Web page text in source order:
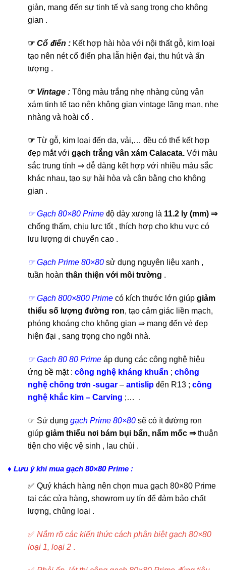
giản, mang đến sự tinh tế và sang trọng cho không
gian .
☞ Cổ điển : Kết hợp hài hòa với nội thất gỗ, kim loại
tạo nên nét cổ điển pha lẫn hiện đại, thu hút và ấn
tượng .
☞ Vintage : Tông màu trắng nhẹ nhàng cùng vân
xám tinh tế tạo nên không gian vintage lãng mạn, nhẹ
nhàng và hoài cổ .
☞ Từ gỗ, kim loại đến da, vải,… đều có thể kết hợp
đẹp mắt với gạch trắng vân xám Calacata. Với màu
sắc trung tính ⇒ dễ dàng kết hợp với nhiều màu sắc
khác nhau, tạo sự hài hòa và cân bằng cho không
gian .
☞ Gạch 80×80 Prime độ dày xương là 11.2 ly (mm) ⇒
chống thấm, chịu lực tốt , thích hợp cho khu vực có
lưu lượng di chuyển cao .
☞ Gạch Prime 80×80 sử dụng nguyên liệu xanh ,
tuần hoàn thân thiện với môi trường .
☞ Gạch 800×800 Prime có kích thước lớn giúp giảm
thiểu số lượng đường ron, tạo cảm giác liền mạch,
phóng khoáng cho không gian ⇒ mang đến vẻ đẹp
hiện đại , sang trọng cho ngôi nhà.
☞ Gạch 80 80 Prime áp dụng các công nghệ hiệu
ứng bề mặt : công nghệ kháng khuẩn ; chông
nghệ chống trơn -sugar – antislip đến R13 ; công
nghệ khắc kim – Carving ;… .
☞ Sử dụng gạch Prime 80×80 sẽ có ít đường ron
giúp giảm thiểu nơi bám bụi bẩn, nấm mốc ⇒thuận
tiện cho việc vệ sinh , lau chùi .
♦ Lưu ý khi mua gạch 80×80 Prime :
✅ Quý khách hàng nên chọn mua gạch 80×80 Prime
tại các cửa hàng, showrom uy tín để đảm bảo chất
lượng, chủng loại .
✅ Nắm rõ các kiến thức cách phân biệt gạch 80×80
loại 1, loại 2 .